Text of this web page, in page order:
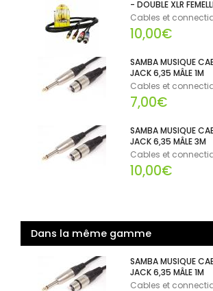
- DOUBLE XLR
Cables et
10,00€
SAMBA MUSIQUE
JACK 6,35 MÂLE 1M
Cables et
7,00€
SAMBA MUSIQUE
JACK 6,35 MÂLE 3M
Cables et
10,00€
Dans la même gamme
SAMBA MUSIQUE
JACK 6,35 MÂLE 1M
Cables et